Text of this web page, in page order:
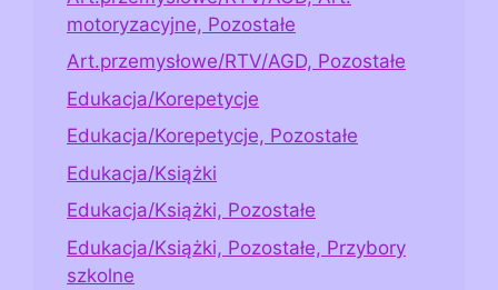
motoryzacyjne, Pozostałe
Art.przemysłowe/RTV/AGD, Pozostałe
Edukacja/Korepetycje
Edukacja/Korepetycje, Pozostałe
Edukacja/Książki
Edukacja/Książki, Pozostałe
Edukacja/Książki, Pozostałe, Przybory
szkolne